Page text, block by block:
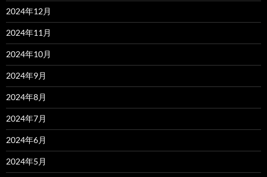
2024年12月
2024年11月
2024年10月
2024年9月
2024年8月
2024年7月
2024年6月
2024年5月